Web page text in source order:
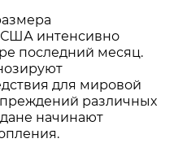
США интенсивно
последний месяц.
для мировой
различных
начинают